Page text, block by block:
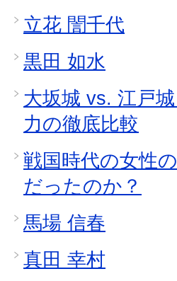
立花 誾千代
黒田 如水
大坂城 vs. 江戸
力の徹底比較
戦国時代の女性
だったのか？
馬場 信春
真田 幸村